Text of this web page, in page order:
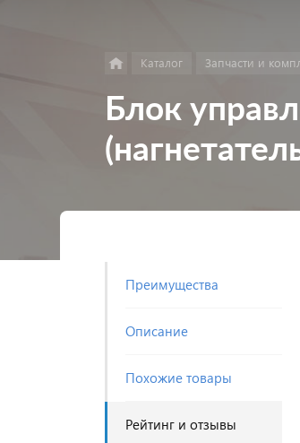
Каталог Запчасти и
Блок
Преимущества
Описание
Похожие товары
Рейтинг и отзывы